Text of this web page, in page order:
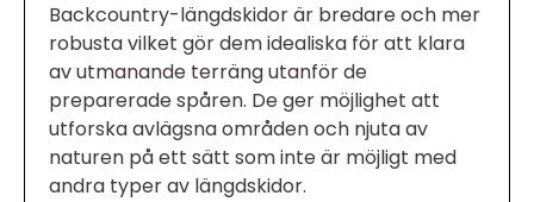
Backcountry-längdskidor är bredare och mer
robusta vilket gör dem idealiska för att klara
av utmanande terräng utanför de
preparerade spåren. De ger möjlighet att
utforska avlägsna områden och njuta av
naturen på ett sätt som inte är möjligt med
andra typer av längdskidor.